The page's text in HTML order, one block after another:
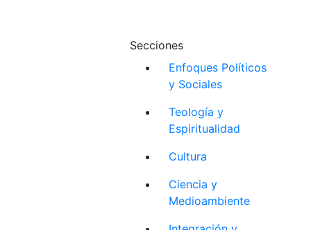
Secciones
Enfoques Políticos
y Sociales
Teología y
Espiritualidad
Cultura
Ciencia y
Medioambiente